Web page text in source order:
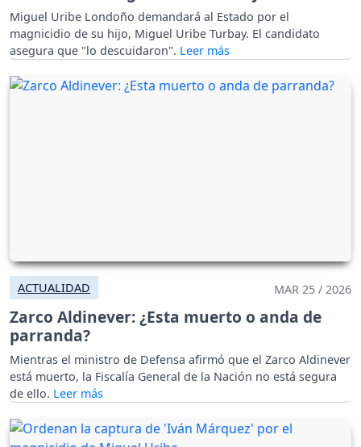
Miguel Uribe Londoño demandará al Estado por el
magnicidio de su hijo, Miguel Uribe Turbay. El candidato
asegura que "lo descuidaron".
ACTUALIDAD MAR 25 / 2026
Zarco Aldinever: ¿Esta muerto o anda de
parranda?
Mientras el ministro de Defensa afirmó que el Zarco Aldinever
está muerto, la Fiscalía General de la Nación no está segura
de ello.